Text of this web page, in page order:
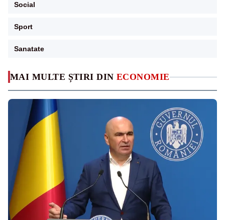
MAI MULTE ȘTIRI DIN ECONOMIE
Social
Sport
Sanatate